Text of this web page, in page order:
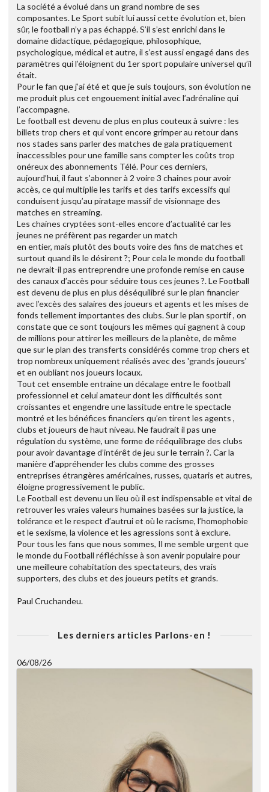
La société a évolué dans un grand nombre de ses
composantes. Le Sport subit lui aussi cette évolution et, bien
sûr, le football n’y a pas échappé. S’il s’est enrichi dans le
domaine didactique, pédagogique, philosophique,
psychologique, médical et autre, il s’est aussi engagé dans des
paramètres qui l’éloignent du 1er sport populaire universel qu’il
était.
Pour le fan que j’ai été et que je suis toujours, son évolution ne
me produit plus cet engouement initial avec l’adrénaline qui
l’accompagne.
Le football est devenu de plus en plus couteux à suivre : les
billets trop chers et qui vont encore grimper au retour dans
nos stades sans parler des matches de gala pratiquement
inaccessibles pour une famille sans compter les coûts trop
onéreux des abonnements Télé. Pour ces derniers,
aujourd’hui, il faut s’abonner à 2 voire 3 chaines pour avoir
accès, ce qui multiplie les tarifs et des tarifs excessifs qui
conduisent jusqu’au piratage massif de visionnage des
matches en streaming.
Les chaines cryptées sont-elles encore d’actualité car les
jeunes ne préfèrent pas regarder un match
en entier, mais plutôt des bouts voire des fins de matches et
surtout quand ils le désirent ?; Pour cela le monde du football
ne devrait-il pas entreprendre une profonde remise en cause
des canaux d’accès pour séduire tous ces jeunes ?. Le Football
est devenu de plus en plus déséquilibré sur le plan financier
avec l’excès des salaires des joueurs et agents et les mises de
fonds tellement importantes des clubs. Sur le plan sportif , on
constate que ce sont toujours les mêmes qui gagnent à coup
de millions pour attirer les meilleurs de la planète, de même
que sur le plan des transferts considérés comme trop chers et
trop nombreux uniquement réalisés avec des 'grands joueurs'
et en oubliant nos joueurs locaux.
Tout cet ensemble entraine un décalage entre le football
professionnel et celui amateur dont les difficultés sont
croissantes et engendre une lassitude entre le spectacle
montré et les bénéfices financiers qu’en tirent les agents ,
clubs et joueurs de haut niveau. Ne faudrait il pas une
régulation du système, une forme de rééquilibrage des clubs
pour avoir davantage d’intérêt de jeu sur le terrain ?. Car la
manière d’appréhender les clubs comme des grosses
entreprises étrangères américaines, russes, quataris et autres,
éloigne progressivement le public.
Le Football est devenu un lieu où il est indispensable et vital de
retrouver les vraies valeurs humaines basées sur la justice, la
tolérance et le respect d’autrui et où le racisme, l’homophobie
et le sexisme, la violence et les agressions sont à exclure.
Pour tous les fans que nous sommes, Il me semble urgent que
le monde du Football réfléchisse à son avenir populaire pour
une meilleure cohabitation des spectateurs, des vrais
supporters, des clubs et des joueurs petits et grands.
Paul Cruchandeu.
Les derniers articles Parlons-en !
06/08/26